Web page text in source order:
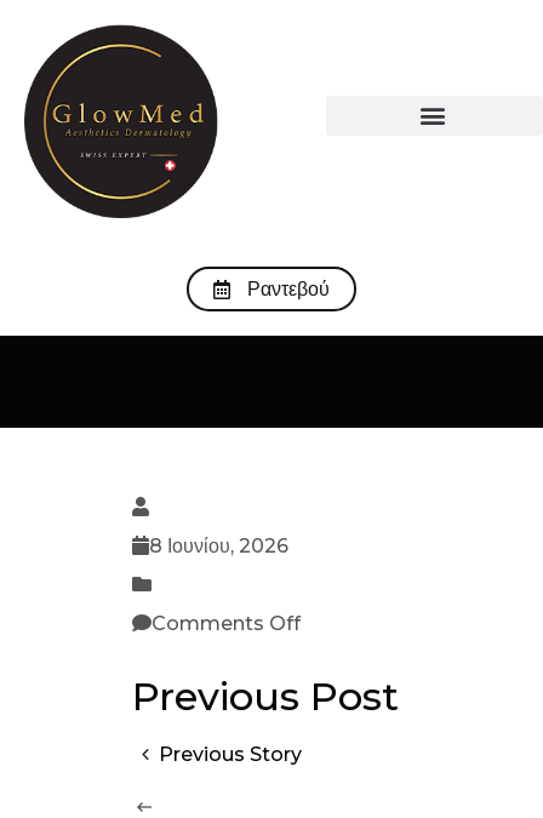
Ραντεβού
8 Ιουνίου, 2026
Comments Off
Previous Post
Previous Story